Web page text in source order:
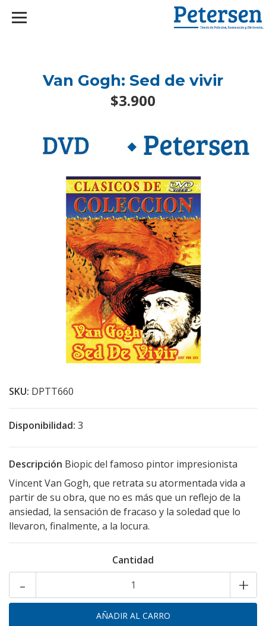
Van Gogh: Sed de vivir
$3.900
SKU: DPTT660
Disponibilidad: 3
Descripción Biopic del famoso pintor impresionista
Vincent Van Gogh, que retrata su atormentada vida a
partir de su obra, que no es más que un reflejo de la
ansiedad, la sensación de fracaso y la soledad que lo
llevaron, finalmente, a la locura.
Cantidad
+
-